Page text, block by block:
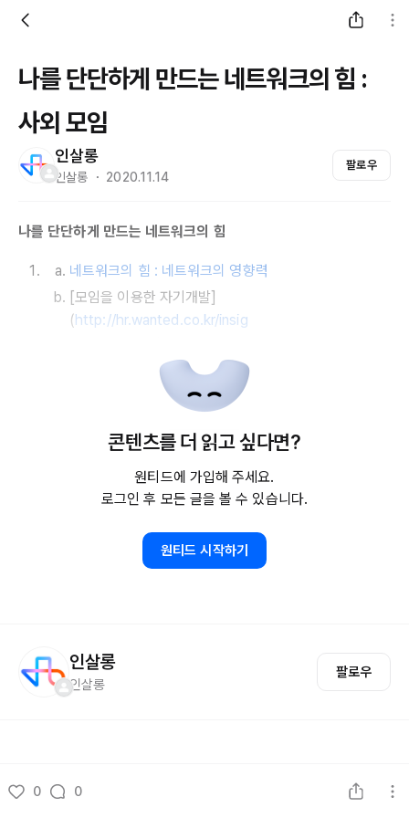
나를 단단하게 만드는 네트워크의 힘 :
사외 모임
인살롱
인살롱 ・ 2020.11.14
팔로우
나를 단단하게 만드는 네트워크의 힘
네트워크의 힘 : 네트워크의 영향력
[모임을 이용한 자기개발]
(http://hr.wanted.co.kr/insig
콘텐츠를 더 읽고 싶다면?
원티드에 가입해 주세요.
로그인 후 모든 글을 볼 수 있습니다.
원티드 시작하기
인살롱
인살롱
팔로우
0 0